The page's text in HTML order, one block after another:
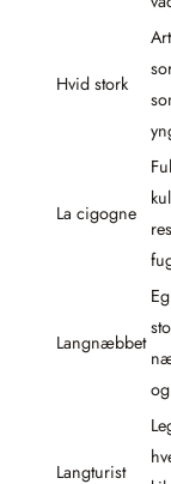
Hvid stork
La cigogne
Langnæbbet
Langturist